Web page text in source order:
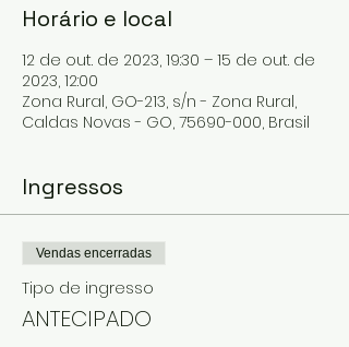
Horário e local
12 de out. de 2023, 19:30 – 15 de out. de
2023, 12:00
Zona Rural, GO-213, s/n - Zona Rural,
Caldas Novas - GO, 75690-000, Brasil
Ingressos
Vendas encerradas
Tipo de ingresso
ANTECIPADO